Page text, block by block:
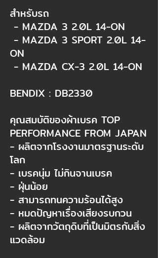
สำหรับรถ​
- MAZDA 3 2.0L 14-ON​
- MAZDA 3 SPORT 2.0L 14-
ON​
- MAZDA CX-3 2.0L 14-ON​
BENDIX : DB2330​
คุณสมบัติของผ้าเบรค TOP
PERFORMANCE FROM JAPAN​
- ผลิตจากโรงงานมาตรฐานระดับ
โลก​
- เบรคนุ่ม ไม่กินจานเบรค​
- ฝุ่นน้อย​
- สามารถทนความร้อนได้สูง​
- หมดปัญหาเรื่องเสียงรบกวน​
- ผลิตจากวัตถุดิบที่เป็นมิตรกับสิ่ง
แวดล้อม​